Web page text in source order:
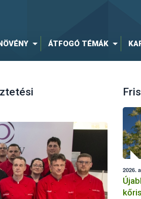
ÁTFOGÓ TÉMÁK
2026.